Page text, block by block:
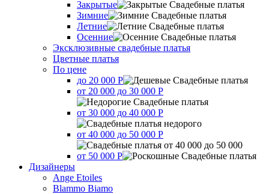
Закрытые
Зимние
Летние
Осенние
Эксклюзивные свадебные платья
Цветные платья
По цене
до 20 000 Р
от 20 000 до 30 000 Р
от 30 000 до 40 000 Р
от 40 000 до 50 000 Р
от 50 000 Р
Дизайнеры
Ange Etoiles
Blammo Biamo